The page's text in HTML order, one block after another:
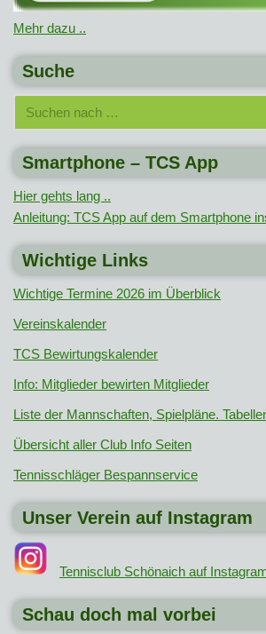
Mehr dazu ..
Suche
Smartphone – TCS App
Hier gehts lang ..
Anleitung: TCS App auf dem Smartphone
Wichtige Links
Wichtige Termine 2026 im Überblick
Vereinskalender
TCS Bewirtungskalender
Info: Mitglieder bewirten Mitglieder
Liste der Mannschaften, Spielpläne.
Übersicht aller Club Info Seiten
Tennisschläger Bespannservice
Unser Verein auf Instagram
Tennisclub Schönaich auf
Schau doch mal vorbei